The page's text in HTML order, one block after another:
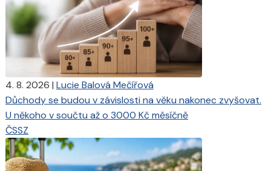
4. 8. 2026 | Lucie Balová Mečířová
Důchody se budou v závislosti na věku nakonec zvyšovat.
U někoho v součtu až o 3000 Kč měsíčně
ČSSZ